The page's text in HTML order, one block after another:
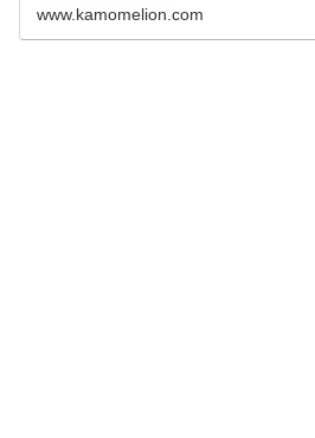
www.kamomelion.com